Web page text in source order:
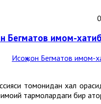
Бегматов имом-
томонидан халқ
тармоқлардаги бир қатор